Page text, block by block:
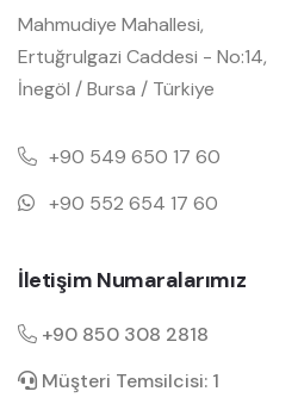
Mahmudiye Mahallesi,
Ertuğrulgazi Caddesi - No:14,
İnegöl / Bursa / Türkiye
+90 549 650 17 60
+90 552 654 17 60
İletişim Numaralarımız
+90 850 308 2818
Müşteri Temsilcisi: 1